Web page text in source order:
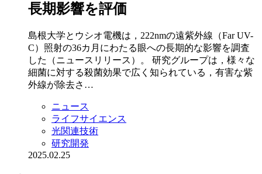
長期影響を評価
島根大学とウシオ電機は，222nmの遠紫外線（Far UV-
C）照射の36カ月にわたる眼への長期的な影響を調査
した（ニュースリリース）。 研究グループは，様々な
細菌に対する殺菌効果で広く知られている，有害な紫
外線が除去さ…
ニュース
ライフサイエンス
光関連技術
研究開発
2025.02.25